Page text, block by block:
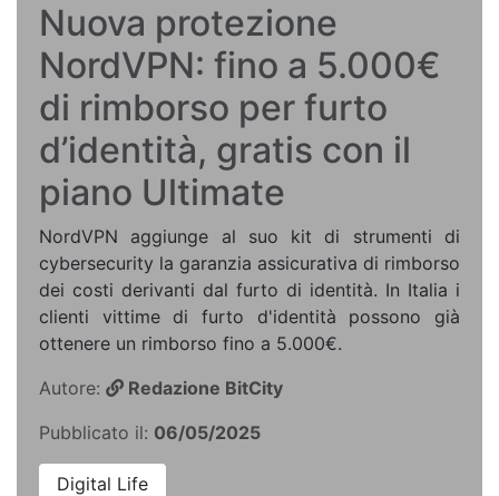
Nuova protezione
NordVPN: fino a 5.000€
di rimborso per furto
d’identità, gratis con il
piano Ultimate
NordVPN aggiunge al suo kit di strumenti di
cybersecurity la garanzia assicurativa di rimborso
dei costi derivanti dal furto di identità. In Italia i
clienti vittime di furto d'identità possono già
ottenere un rimborso fino a 5.000€.
Autore:
Redazione BitCity
Pubblicato il: 06/05/2025
Digital Life